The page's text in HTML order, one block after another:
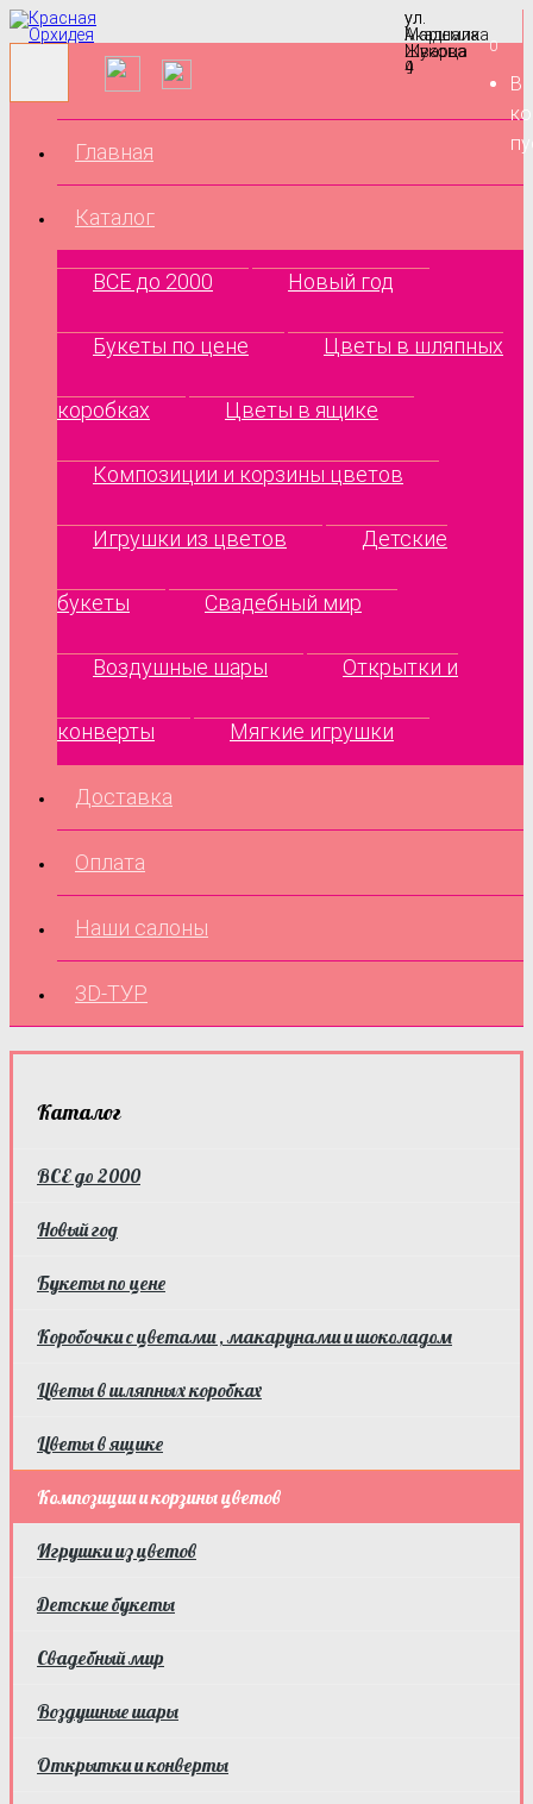
ул.
Маршала
Жукова
9
ул.
Академика
Шварца
4
0
В
Главная
Каталог
ВСЕ до 2000 Новый год
Букеты по цене Цветы в шляпных
коробках Цветы в ящике
Композиции и корзины цветов
Игрушки из цветов Детские
букеты Свадебный мир
Воздушные шары Открытки и
конверты Мягкие игрушки
Доставка
Оплата
Наши салоны
3D-ТУР
Каталог
ВСЕ до 2000
Новый год
Букеты по цене
Коробочки с цветами , макарунами и шоколадом
Цветы в шляпных коробках
Цветы в ящике
Композиции и корзины цветов
Игрушки из цветов
Детские букеты
Свадебный мир
Воздушные шары
Открытки и конверты